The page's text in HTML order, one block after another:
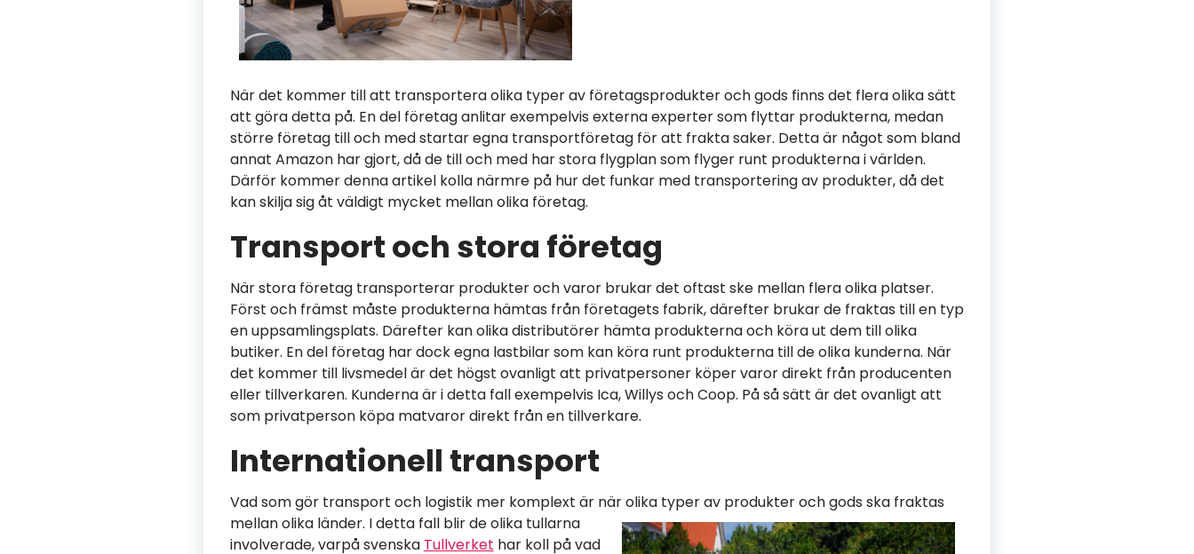
När det kommer till att transportera olika typer av företagsprodukter och gods finns det flera olika sätt
att göra detta på. En del företag anlitar exempelvis externa experter som flyttar produkterna, medan
större företag till och med startar egna transportföretag för att frakta saker. Detta är något som bland
annat Amazon har gjort, då de till och med har stora flygplan som flyger runt produkterna i världen.
Därför kommer denna artikel kolla närmre på hur det funkar med transportering av produkter, då det
kan skilja sig åt väldigt mycket mellan olika företag.
Transport och stora företag
När stora företag transporterar produkter och varor brukar det oftast ske mellan flera olika platser.
Först och främst måste produkterna hämtas från företagets fabrik, därefter brukar de fraktas till en typ
en uppsamlingsplats. Därefter kan olika distributörer hämta produkterna och köra ut dem till olika
butiker. En del företag har dock egna lastbilar som kan köra runt produkterna till de olika kunderna. När
det kommer till livsmedel är det högst ovanligt att privatpersoner köper varor direkt från producenten
eller tillverkaren. Kunderna är i detta fall exempelvis Ica, Willys och Coop. På så sätt är det ovanligt att
som privatperson köpa matvaror direkt från en tillverkare.
Internationell transport
Vad som gör transport och logistik mer komplext är när olika typer av produkter och gods ska fraktas
mellan olika länder. I detta fall blir de olika tullarna
involverade, varpå svenska Tullverket har koll på vad